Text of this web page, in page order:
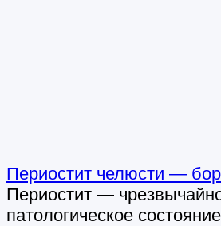
Периостит челюсти —
Периостит —
патологическое состояние